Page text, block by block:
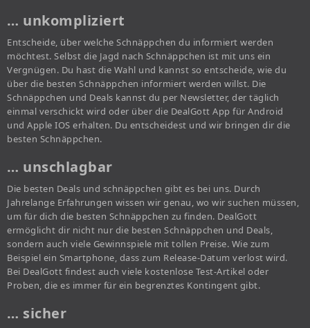
… unkompliziert
Entscheide, über welche Schnäppchen du informiert werden
möchtest. Selbst die Jagd nach Schnäppchen ist mit uns ein
Vergnügen. Du hast die Wahl und kannst so entscheide, wie du
über die besten Schnäppchen informiert werden willst. Die
Schnäppchen und Deals kannst du per Newsletter, der täglich
einmal verschickt wird oder über die DealGott App für Android
und Apple IOS erhalten. Du entscheidest und wir bringen dir die
besten Schnäppchen.
… unschlagbar
Die besten Deals und schnäppchen gibt es bei uns. Durch
Jahrelange Erfahrungen wissen wir genau, wo wir suchen müssen,
um für dich die besten Schnäppchen zu finden. DealGott
ermöglicht dir nicht nur die besten Schnäppchen und Deals,
sondern auch viele Gewinnspiele mit tollen Preise. Wie zum
Beispiel ein Smartphone, dass zum Release-Datum verlost wird.
Bei DealGott findest auch viele kostenlose Test-Artikel oder
Proben, die es immer für ein begrenztes Kontingent gibt.
… sicher